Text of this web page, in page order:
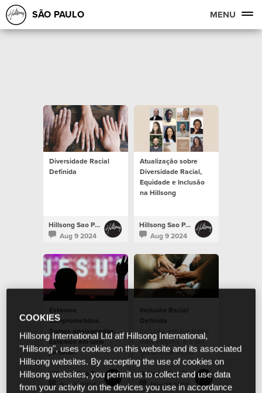
SÃO PAULO MENU
Diversidade Racial
Definida
Hillsong Sao Paulo
Aug 9 2024
Atualização sobre
Diversidade Racial,
Equidade e Inclusão
na Hillsong
Hillsong Sao Paulo
Aug 9 2024
Estamos
comprometidos.
Somos apaixonados.
Estamos em uma
jornada.
Hillsong Sao Paulo
Aug 9 2024
Inclusão Racial
Definida
Inclusão, em sua forma
mais simples, é o ato
genuíno de incluir
alguém.
Hillsong Sao Paulo
Mar 21 2023
COOKIES
Hillsong International Ltd atf Hillsong International,
"Hillsong", uses cookies on this website and its associated
Hillsong websites. By accepting the use of cookies on
Hillsong websites, you permit us to collect and use data
from your activity on the devices you use in accordance